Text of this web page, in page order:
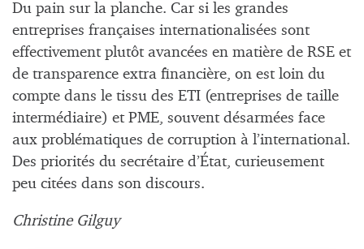
Du pain sur la planche. Car si les grandes
entreprises françaises internationalisées sont
effectivement plutôt avancées en matière de RSE et
de transparence extra financière, on est loin du
compte dans le tissu des ETI (entreprises de taille
intermédiaire) et PME, souvent désarmées face
aux problématiques de corruption à l’international.
Des priorités du secrétaire d’État, curieusement
peu citées dans son discours.
Christine Gilguy